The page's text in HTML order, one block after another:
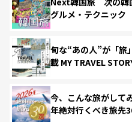
グルメ・テクニック
旬な“あの人”が「旅
載 MY TRAVEL
今、こんな旅がして
年絶対行くべき旅先